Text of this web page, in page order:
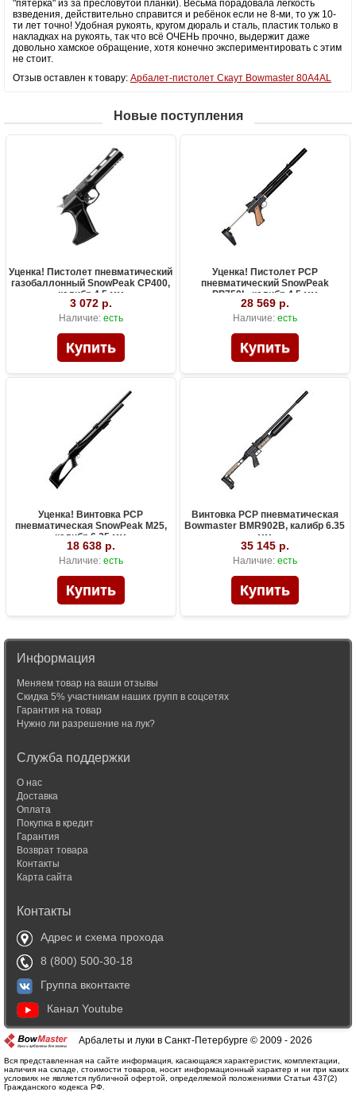
"пятёрка" из за пресловутой планки). Весьма порадовала лёгкость
взведения, действительно справится и ребёнок если не 8-ми, то уж 10-
ти лет точно! Удобная рукоять, кругом дюраль и сталь, пластик только в
накладках на рукоять, так что всё ОЧЕНЬ прочно, выдержит даже
довольно хамское обращение, хотя конечно экспериментировать с этим
не стоит.
Отзыв оставлен к товару: Арбалет-пистолет Скаут Bowmaster 80A4AL
Новые поступления
Уценка! Пистолет пневматический
газобаллонный SnowPeak CP400,
калибр 4.5 мм
3 072 р.
Наличие: есть
Уценка! Пистолет PCP
пневматический SnowPeak
PP750L, калибр 4.5 мм
28 569 р.
Наличие: есть
Уценка! Винтовка PCP
пневматическая SnowPeak M25,
калибр 6.35 мм
18 638 р.
Наличие: есть
Винтовка PCP пневматическая
Bowmaster BMR902B, калибр 6.35
мм
35 145 р.
Наличие: есть
Информация
Меняем товар на ваши отзывы
Скидка 5% участникам наших групп в соцсетях
Гарантия на товар
Нужно ли разрешение на лук?
Служба поддержки
О нас
Доставка
Оплата
Покупка в кредит
Гарантия
Возврат товара
Контакты
Карта сайта
Контакты
Адрес и схема прохода
8 (800) 500-30-18
Группа вконтакте
Канал Youtube
Арбалеты и луки в Санкт-Петербурге © 2009 - 2026
Вся представленная на сайте информация, касающаяся характеристик, комплектации,
наличия на складе, стоимости товаров, носит информационный характер и ни при каких
условиях не является публичной офертой, определяемой положениями Статьи 437(2)
Гражданского кодекса РФ.